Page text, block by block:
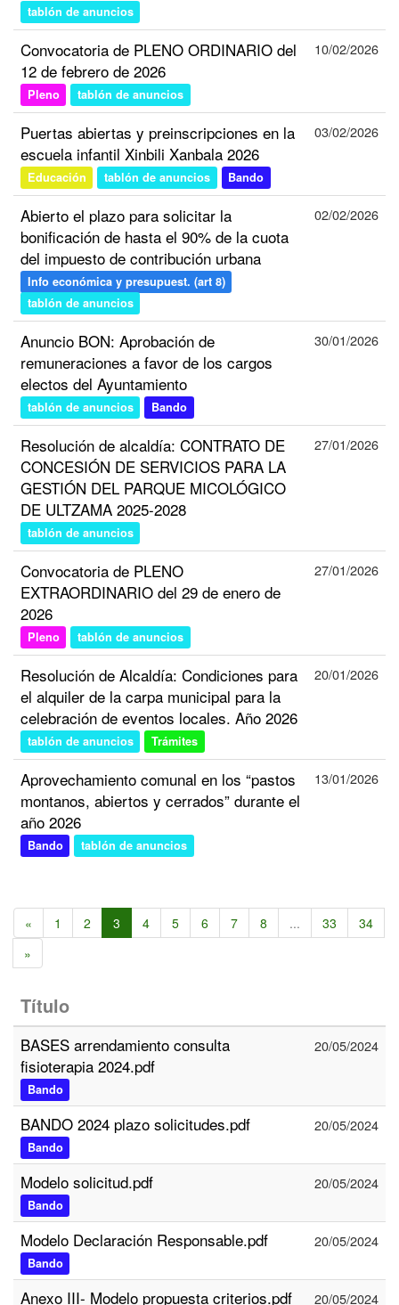
tablón de anuncios
Convocatoria de PLENO ORDINARIO del
12 de febrero de 2026
Pleno tablón de anuncios
10/02/2026
Puertas abiertas y preinscripciones en la
escuela infantil Xinbili Xanbala 2026
Educación tablón de anuncios Bando
03/02/2026
Abierto el plazo para solicitar la
bonificación de hasta el 90% de la cuota
del impuesto de contribución urbana
Info económica y presupuest. (art 8)
tablón de anuncios
02/02/2026
Anuncio BON: Aprobación de
remuneraciones a favor de los cargos
electos del Ayuntamiento
tablón de anuncios Bando
30/01/2026
Resolución de alcaldía: CONTRATO DE
CONCESIÓN DE SERVICIOS PARA LA
GESTIÓN DEL PARQUE MICOLÓGICO
DE ULTZAMA 2025-2028
tablón de anuncios
27/01/2026
Convocatoria de PLENO
EXTRAORDINARIO del 29 de enero de
2026
Pleno tablón de anuncios
27/01/2026
Resolución de Alcaldía: Condiciones para
el alquiler de la carpa municipal para la
celebración de eventos locales. Año 2026
tablón de anuncios Trámites
20/01/2026
Aprovechamiento comunal en los “pastos
montanos, abiertos y cerrados” durante el
año 2026
Bando tablón de anuncios
13/01/2026
« 1 2 3 4 5 6 7 8 ... 33
34
»
Título
BASES arrendamiento consulta
fisioterapia 2024.pdf
Bando
20/05/2024
BANDO 2024 plazo solicitudes.pdf
Bando
20/05/2024
Modelo solicitud.pdf
Bando
20/05/2024
Modelo Declaración Responsable.pdf
Bando
20/05/2024
Anexo III- Modelo propuesta criterios.pdf 20/05/2024